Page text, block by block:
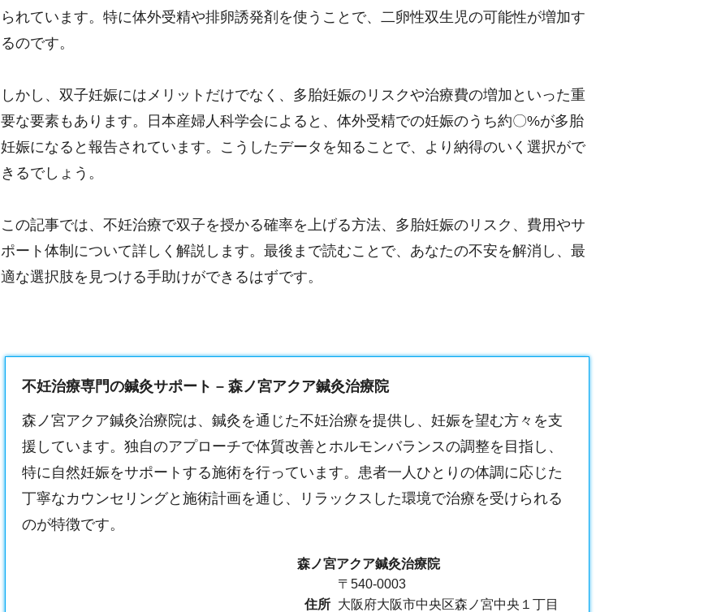
られています。特に体外受精や排卵誘発剤を使うことで、二卵性双生児の可能性が増加す
るのです。
しかし、双子妊娠にはメリットだけでなく、多胎妊娠のリスクや治療費の増加といった重
要な要素もあります。日本産婦人科学会によると、体外受精での妊娠のうち約〇%が多胎
妊娠になると報告されています。こうしたデータを知ることで、より納得のいく選択がで
きるでしょう。
この記事では、不妊治療で双子を授かる確率を上げる方法、多胎妊娠のリスク、費用やサ
ポート体制について詳しく解説します。最後まで読むことで、あなたの不安を解消し、最
適な選択肢を見つける手助けができるはずです。
不妊治療専門の鍼灸サポート – 森ノ宮アクア鍼灸治療院
森ノ宮アクア鍼灸治療院は、鍼灸を通じた不妊治療を提供し、妊娠を望む方々を支
援しています。独自のアプローチで体質改善とホルモンバランスの調整を目指し、
特に自然妊娠をサポートする施術を行っています。患者一人ひとりの体調に応じた
丁寧なカウンセリングと施術計画を通じ、リラックスした環境で治療を受けられる
のが特徴です。
森ノ宮アクア鍼灸治療院
住所
〒540-0003
大阪府大阪市中央区森ノ宮中央１丁目